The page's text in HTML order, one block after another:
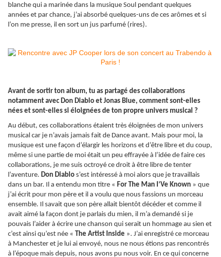
blanche qui a marinée dans la musique Soul pendant quelques
années et par chance, j’ai absorbé quelques-uns de ces arômes et si
l’on me presse, il en sort un jus parfumé (rires).
Avant de sortir ton album, tu as partagé des collaborations
notamment avec Don Diablo et Jonas Blue, comment sont-elles
nées et sont-elles si éloignées de ton propre univers musical ?
Au début, ces collaborations étaient très éloignées de mon univers
musical car je n’avais jamais fait de Dance avant. Mais pour moi, la
musique est une façon d’élargir les horizons et d’être libre et du coup,
même si une partie de moi était un peu effrayée à l’idée de faire ces
collaborations, je me suis octroyé ce droit à être libre de tenter
l’aventure. Don Diablo s’est intéressé à moi alors que je travaillais
dans un bar. Il a entendu mon titre « For The Man I’Ve Known » que
j’ai écrit pour mon père et il a voulu que nous fassions un morceau
ensemble. Il savait que son père allait bientôt décéder et comme il
avait aimé la façon dont je parlais du mien, il m’a demandé si je
pouvais l’aider à écrire une chanson qui serait un hommage au sien et
c’est ainsi qu’est née « The Artist Inside ». J’ai enregistré ce morceau
à Manchester et je lui ai envoyé, nous ne nous étions pas rencontrés
à l’époque mais depuis, nous avons pu nous voir. En ce qui concerne